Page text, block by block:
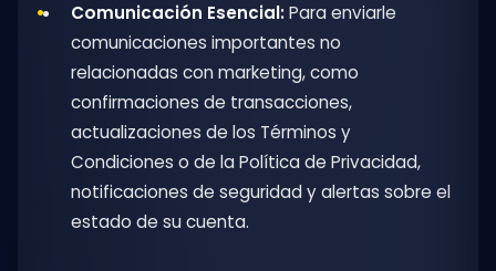
Comunicación Esencial:Para enviarle
comunicaciones importantes no
relacionadas con marketing, como
confirmaciones de transacciones,
actualizaciones de los Términos y
Condiciones o de la Política de Privacidad,
notificaciones de seguridad y alertas sobre el
estado de su cuenta.